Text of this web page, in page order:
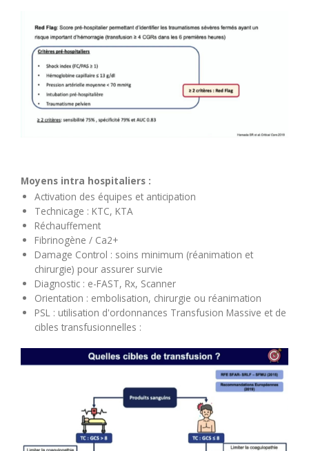
Moyens intra hospitaliers :
Activation des équipes et anticipation
Technicage : KTC, KTA
Réchauffement
Fibrinogène / Ca2+
Damage Control : soins minimum (réanimation et
chirurgie) pour assurer survie
Diagnostic : e-FAST, Rx, Scanner
Orientation : embolisation, chirurgie ou réanimation
PSL : utilisation d'ordonnances Transfusion Massive et de
cibles transfusionnelles :